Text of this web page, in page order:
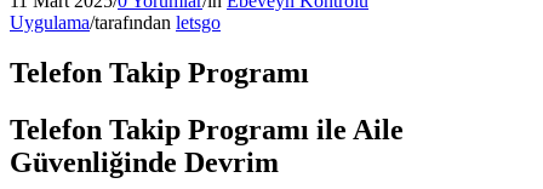
Uygulama/tarafından letsgo
Telefon Takip Programı
Telefon Takip Programı ile Aile
Güvenliğinde Devrim